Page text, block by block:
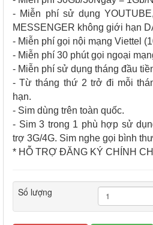
- Miễn phí sử dụng
MESSENGER không giới hạn
- Miễn phí gọi nội mạng Viettel
- Miễn phí 30 phút gọi ngoại
- Miễn phí sử dụng tháng đầu
- Từ tháng thứ 2 trở đi mỗi
hạn.
- Sim dùng trên toàn quốc.
- Sim 3 trong 1 phù hợp sử
trợ 3G/4G. Sim nghe gọi bình
* HỖ TRỢ ĐĂNG KÝ CHÍNH
Số lượng